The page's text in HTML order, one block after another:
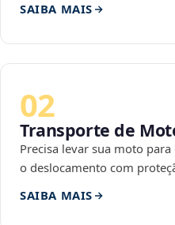
SAIBA MAIS
02
Transporte de
Precisa levar sua moto
o deslocamento com
SAIBA MAIS